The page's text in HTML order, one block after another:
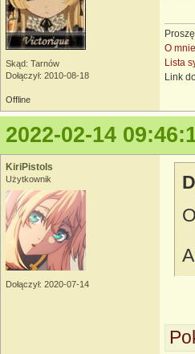
Skąd: Tarnów
Dołączył: 2010-08-18
O
Lista
Link
Offline
2022-02-14
KiriPistols
Użytkownik
Dołączył: 2020-07-14